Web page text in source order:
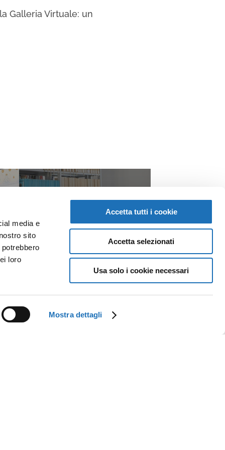
media e
sito
loro
Mostra dettagli
Accetta tutti i cookie
Accetta selezionati
Usa solo i cookie necessari
Galleria Virtuale: un